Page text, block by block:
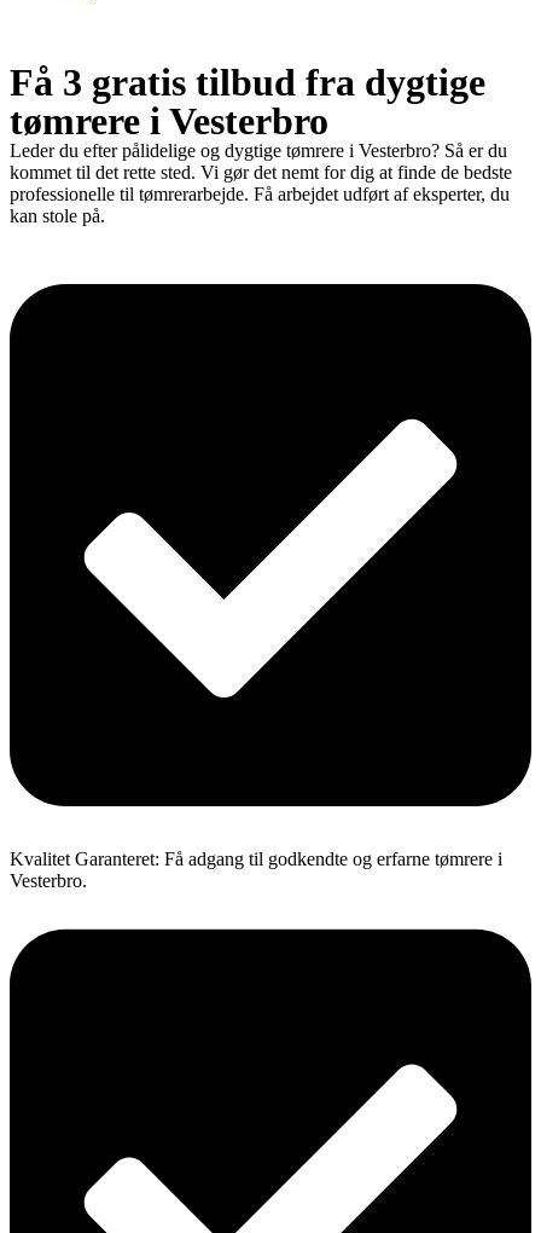
Få 3 gratis tilbud fra dygtige
tømrere i Vesterbro
Leder du efter pålidelige og dygtige tømrere i Vesterbro? Så er du
kommet til det rette sted. Vi gør det nemt for dig at finde de bedste
professionelle til tømrerarbejde. Få arbejdet udført af eksperter, du
kan stole på.
Kvalitet Garanteret: Få adgang til godkendte og erfarne tømrere i
Vesterbro.